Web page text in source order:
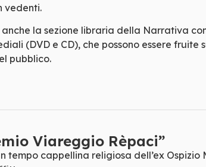
vedenti.
la sezione libraria della Narrativa
(DVD e CD), che possono essere fruite
pubblico.
Viareggio Rèpaci”
tempo cappellina religiosa dell’ex